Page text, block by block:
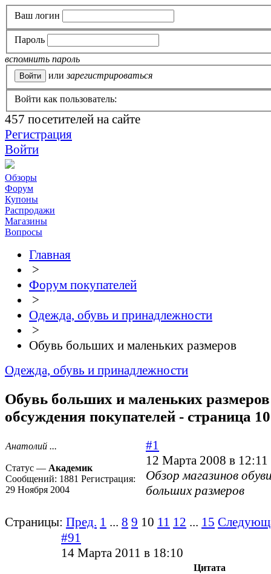
Ваш логин
Пароль
вспомнить пароль
или зарегистрироваться
Войти как пользователь:
457 посетителей на сайте
Регистрация
Войти
Обзоры
Форум
Купоны
Распродажи
Магазины
Вопросы
Главная
>
Форум покупателей
>
Одежда, обувь и принадлежности
>
Обувь больших и маленьких размеров
Одежда, обувь и принадлежности
Обувь больших и маленьких
обсуждения покупателей - страница 10
Анатолий ...
Статус — Академик
Сообщений: 1881 Регистрация:
29 Ноября 2004
#1
12 Марта 2008 в 12:11
Обзор магазинов
больших размеров
Страницы: Пред. 1 ... 8 9 10 11 12 ... 15
#91
14 Марта 2011 в 18:10
Цитата